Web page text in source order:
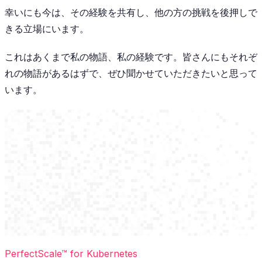
幸いにも今は、その経験を共有し、他の方の挑戦を後押しで
きる立場にいます。
これはあくまで私の物語、私の経験です。皆さんにもそれぞ
れの物語があるはずで、ぜひ聞かせていただきたいと思って
います。
PerfectScale™ for Kubernetes